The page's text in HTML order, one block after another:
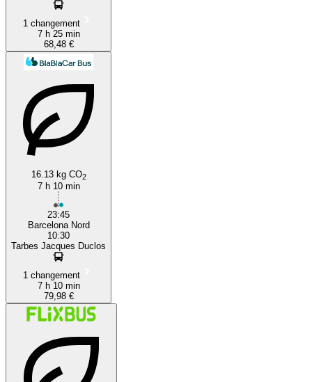
1 changement
7 h 25 min
68,48 €
16.13 kg CO2
7 h 10 min
23:45
Barcelona Nord
10:30
Tarbes Jacques Duclos
1 changement
7 h 10 min
79,98 €